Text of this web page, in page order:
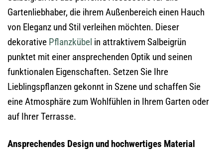
Gartenliebhaber, die ihrem Außenbereich einen Hauch
von Eleganz und Stil verleihen möchten. Dieser
dekorative Pflanzkübel in attraktivem Salbeigrün
punktet mit einer ansprechenden Optik und seinen
funktionalen Eigenschaften. Setzen Sie Ihre
Lieblingspflanzen gekonnt in Szene und schaffen Sie
eine Atmosphäre zum Wohlfühlen in Ihrem Garten oder
auf Ihrer Terrasse.
Ansprechendes Design und hochwertiges Material